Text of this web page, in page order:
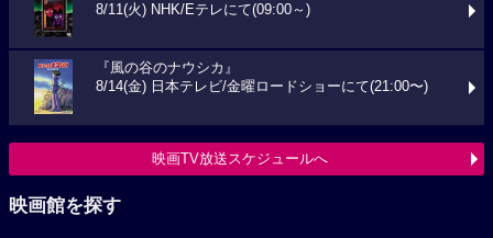
8/11(火) NHK/Eテレにて(09:00～)
『風の谷のナウシカ』
8/14(金) 日本テレビ/金曜ロードショーにて(21:00〜)
映画TV放送スケジュールへ
映画館を探す